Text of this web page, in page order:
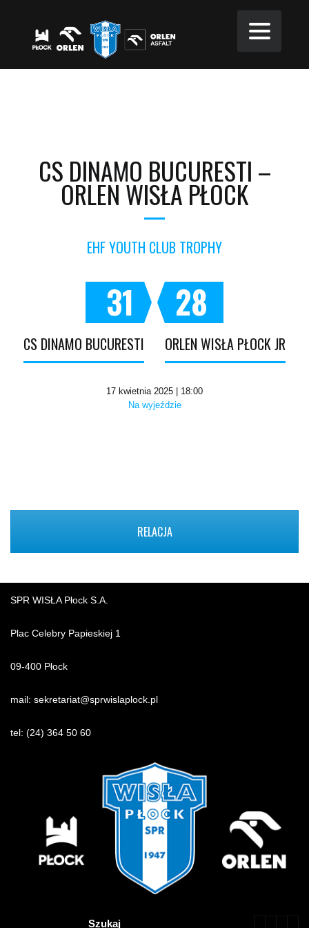
CS DINAMO BUCURESTI –
ORLEN WISŁA PŁOCK
EHF YOUTH CLUB TROPHY
31
CS DINAMO BUCURESTI
28
ORLEN WISŁA PŁOCK JR
17 kwietnia 2025 | 18:00
Na wyjeździe
RELACJA
SPR WISŁA Płock S.A.
Plac Celebry Papieskiej 1
09-400 Płock
mail: sekretariat@sprwislaplock.pl
tel: (24) 364 50 60
Szukaj